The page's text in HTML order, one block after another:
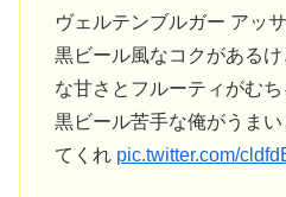
ヴェルテンブルガー アッ
黒ビール風なコクがある
な甘さとフルーティがむち
黒ビール苦手な俺がうま
てくれ pic.twitter.com/